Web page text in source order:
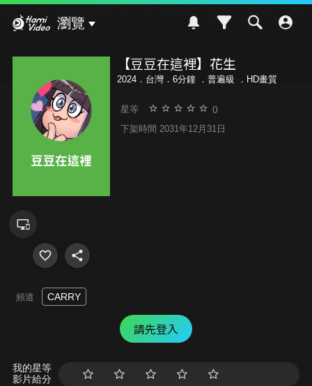
瀏覽
【豆豆在這裡】花生
2024．台灣．6分鐘 ． 普遍級 ．HD畫質
星等 0
下架時間 2031年12月31日
頻道 CARRY
請先登入
我的星等
影片給分